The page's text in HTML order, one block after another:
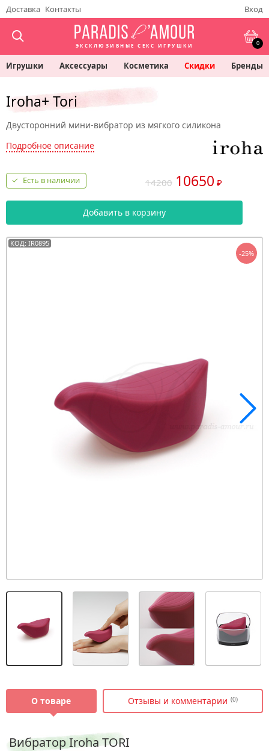
Доставка Контакты Вход
ЭКСКЛЮЗИВНЫЕ СЕКС ИГРУШКИ 0
Игрушки Аксессуары Косметика Скидки Бренды
Iroha+ Tori
Двусторонний мини-вибратор из мягкого силикона
Подробное описание
14200 10650 ₽
Есть в наличии
Добавить в корзину
КОД: IR0895
-25%
О товаре Отзывы и комментарии (0)
Вибратор Iroha TORI